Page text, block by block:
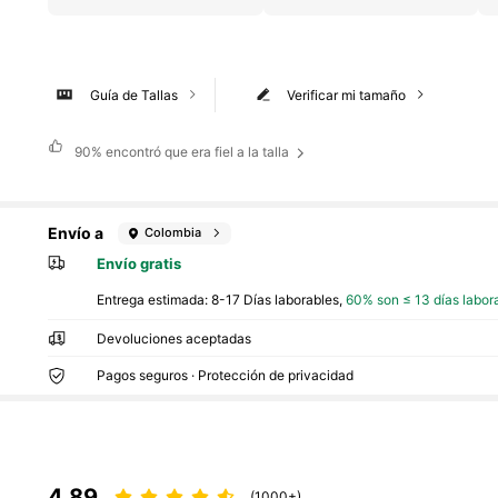
Verificar mi tamaño
Guía de Tallas
90% encontró que era fiel a la talla
Envío a Colombia
Envío gratis
Entrega estimada:8-17 Días laborables,60% son ≤ 13 días
Devoluciones aceptadas
Pagos seguros · Protección de privacidad